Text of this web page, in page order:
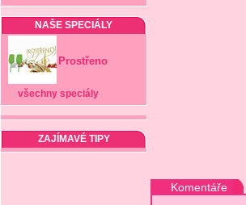
NAŠE SPECIÁLY
Prostřeno
všechny speciály
ZAJÍMAVÉ TIPY
Komentáře